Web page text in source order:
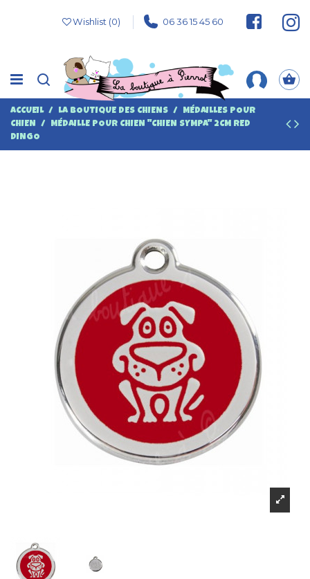
Wishlist (0) 06 36 15 45 60
ACCUEIL LA BOUTIQUE DES CHIENS
MÉDAILLES POUR
CHIEN
MÉDAILLE POUR CHIEN "CHIEN SYMPA" 2CM RED
DINGO